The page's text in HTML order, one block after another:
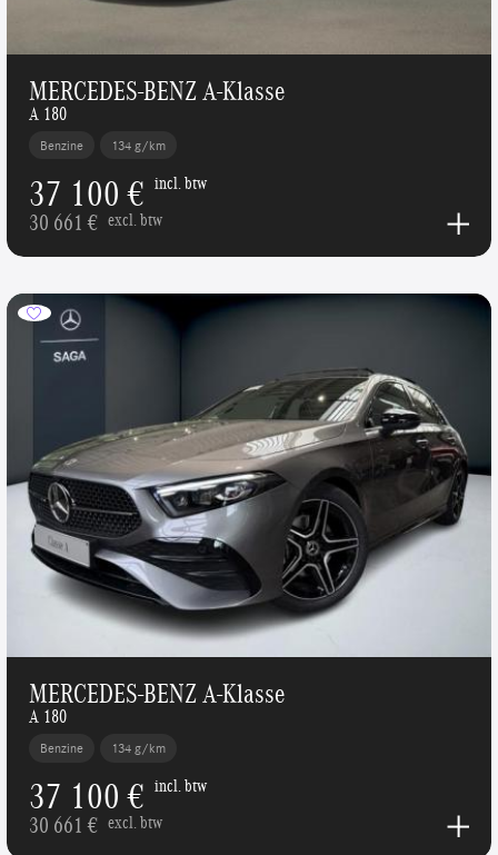
MERCEDES-BENZ A-Klasse
A 180
Benzine 134 g/km
37 100 € incl. btw
30 661 € excl. btw
MERCEDES-BENZ A-Klasse
A 180
Benzine 134 g/km
37 100 € incl. btw
30 661 € excl. btw